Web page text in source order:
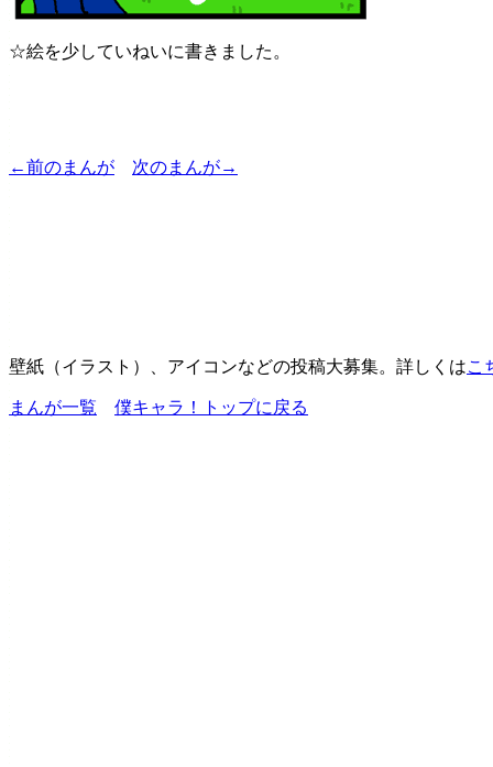
☆絵を少していねいに書きました。
←前のまんが 次のまんが→
壁紙（イラスト）、アイコンなどの投稿大募集。詳しくはこ
まんが一覧 僕キャラ！トップに戻る